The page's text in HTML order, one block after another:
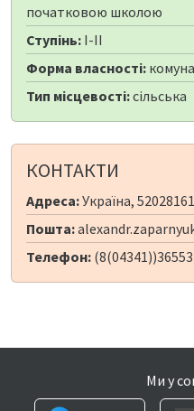
початковою школою
Ступінь: I-II
Форма власності:
Тип місцевості:сільська
КОНТАКТИ
Адреса:Україна,
Пошта:
Телефон: (8(04341))36553
Ми у